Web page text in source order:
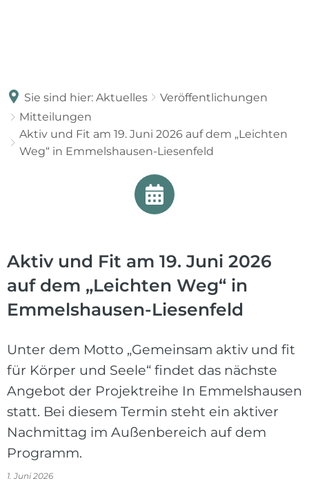
Sie sind hier: Aktuelles
Veröffentlichungen
Mitteilungen
Aktiv und Fit am 19. Juni 2026 auf dem „Leichten
Weg“ in Emmelshausen-Liesenfeld
Aktiv und Fit am 19. Juni 2026
auf dem „Leichten Weg“ in
Emmelshausen-Liesenfeld
Unter dem Motto „Gemeinsam aktiv und fit
für Körper und Seele“ findet das nächste
Angebot der Projektreihe In Emmelshausen
statt. Bei diesem Termin steht ein aktiver
Nachmittag im Außenbereich auf dem
Programm.
1. Juni 2026